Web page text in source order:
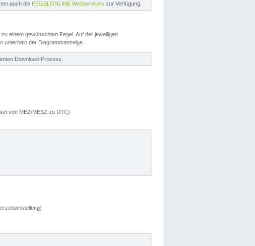
auch die PEGELONLINE Webservices zur Verfügung.
zu einem gewünschten Pegel. Auf der jeweiligen
unterhalb der Diagrammanzeige.
Download-Prozess.
von MEZ/MESZ zu UTC)